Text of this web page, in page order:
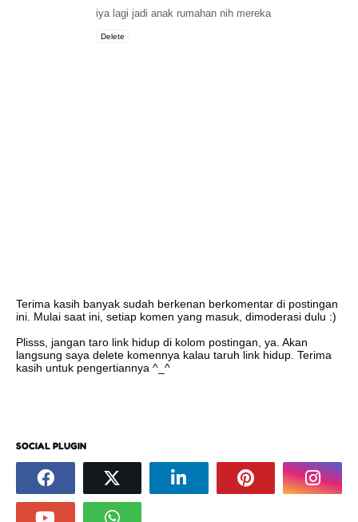
iya lagi jadi anak rumahan nih mereka
Delete
Terima kasih banyak sudah berkenan berkomentar di postingan
ini. Mulai saat ini, setiap komen yang masuk, dimoderasi dulu :)
Plisss, jangan taro link hidup di kolom postingan, ya. Akan
langsung saya delete komennya kalau taruh link hidup. Terima
kasih untuk pengertiannya ^_^
SOCIAL PLUGIN